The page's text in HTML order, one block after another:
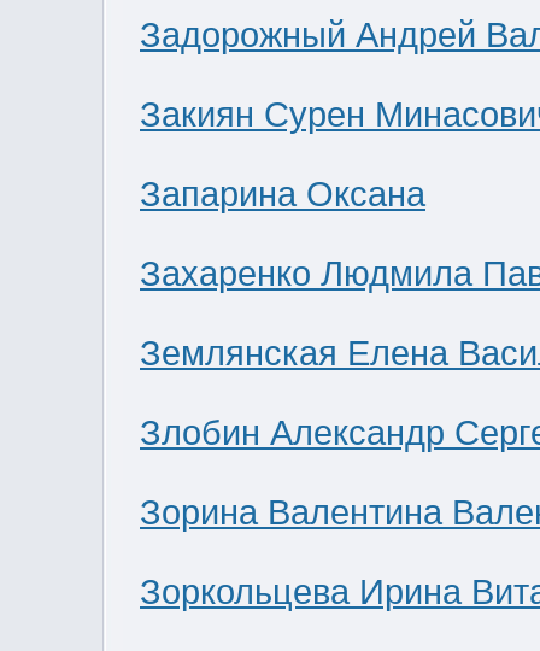
Задорожный Андрей
Закиян Сурен
Запарина Оксана
Захаренко Людмила
Землянская Елена
Злобин Александр
Зорина Валентина
Зоркольцева Ирина